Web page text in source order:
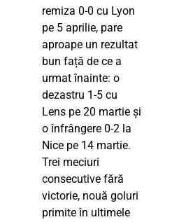
remiza 0-0 cu Lyon
pe 5 aprilie, pare
aproape un rezultat
bun față de ce a
urmat înainte: o
dezastru 1-5 cu
Lens pe 20 martie și
o înfrângere 0-2 la
Nice pe 14 martie.
Trei meciuri
consecutive fără
victorie, nouă goluri
primite în ultimele